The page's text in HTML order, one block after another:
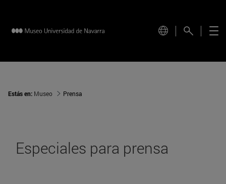
Estás en: Museo Prensa
Especiales para prensa